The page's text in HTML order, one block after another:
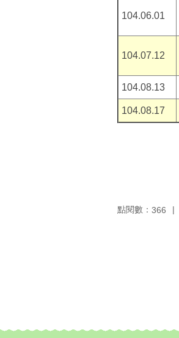
104.06.01
104.07.12
104.08.13
104.08.17
點閱數： 366